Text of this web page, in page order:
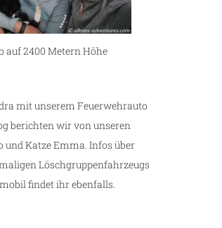
auf 2400 Metern Höhe
mit unserem Feuerwehrauto
berichten wir von unseren
Katze Emma. Infos über
Löschgruppenfahrzeugs
findet ihr ebenfalls.